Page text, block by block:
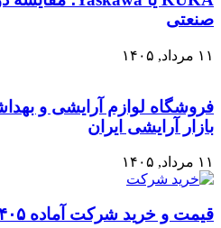
صنعتی
۱۱ مرداد, ۱۴۰۵
فروشگاه لوازم آرایشی و
بازار آرایشی ایران
۱۱ مرداد, ۱۴۰۵
قیمت و خرید شرکت آماده ۱۴۰۵